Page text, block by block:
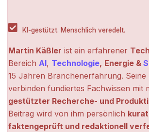
KI-gestützt. Menschlich veredelt.
Martin Käßler ist ein erfahrener
Bereich AI, Technologie, Energie &
15 Jahren Branchenerfahrung. Seine
verbinden fundiertes Fachwissen mit
gestützter Recherche- und
Beitrag wird von ihm persönlich
faktengeprüft und redaktionell